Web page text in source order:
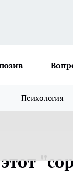
Психология